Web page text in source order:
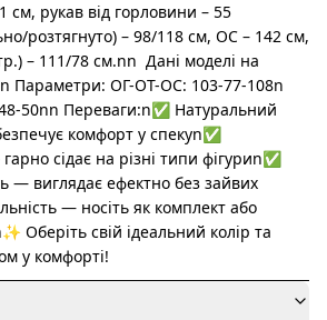
см, рукав від горловини – 55
розтягнуто) – 98/118 см, ОС – 142 см,
– 111/78 см.nn ‍ Дані моделі на
Параметри: ОГ-ОТ-ОС: 103-77-108n
50nn Переваги:n✅ Натуральний
комфорт у спекуn✅
сідає на різні типи фігуриn✅
— виглядає ефектно без зайвих
— носіть як комплект або
Оберіть свій ідеальний колір та
у комфорті!